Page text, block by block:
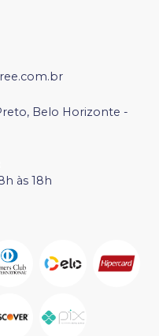
Belo Horizonte -
às 18h